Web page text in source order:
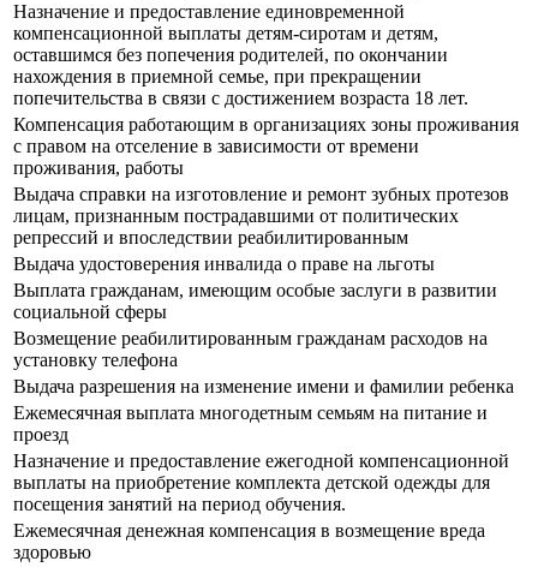
Назначение и предоставление единовременной
компенсационной выплаты детям-сиротам и детям,
оставшимся без попечения родителей, по окончании
нахождения в приемной семье, при прекращении
попечительства в связи с достижением возраста 18 лет.
Компенсация работающим в организациях зоны проживания
с правом на отселение в зависимости от времени
проживания, работы
Выдача справки на изготовление и ремонт зубных протезов
лицам, признанным пострадавшими от политических
репрессий и впоследствии реабилитированным
Выдача удостоверения инвалида о праве на льготы
Выплата гражданам, имеющим особые заслуги в развитии
социальной сферы
Возмещение реабилитированным гражданам расходов на
установку телефона
Выдача разрешения на изменение имени и фамилии ребенка
Ежемесячная выплата многодетным семьям на питание и
проезд
Назначение и предоставление ежегодной компенсационной
выплаты на приобретение комплекта детской одежды для
посещения занятий на период обучения.
Ежемесячная денежная компенсация в возмещение вреда
здоровью